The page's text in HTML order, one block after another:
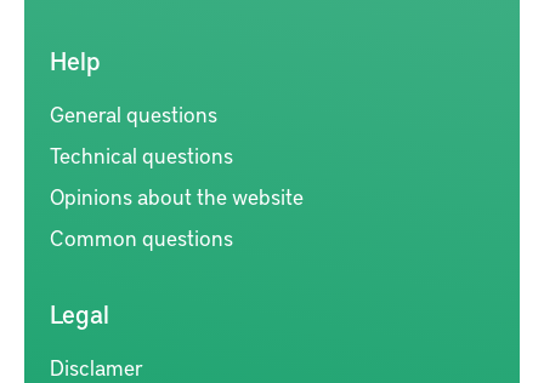
Help
General questions
Technical questions
Opinions about the website
Common questions
Legal
Disclamer